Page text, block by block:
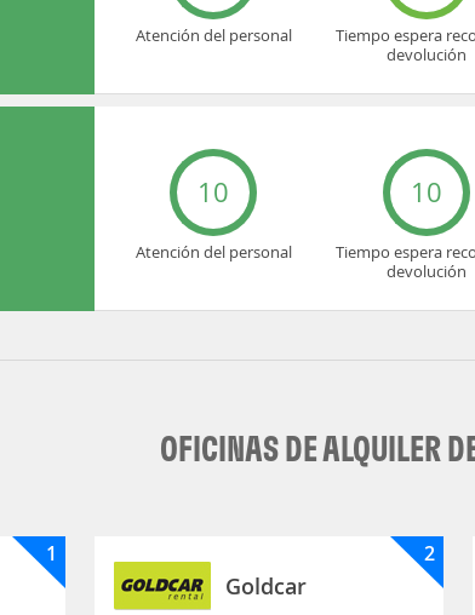
Atención del personal
Tiempo espera
devolución
10
Atención del personal
10
Tiempo espera
devolución
OFICINAS DE ALQUILER
1
Goldcar
2